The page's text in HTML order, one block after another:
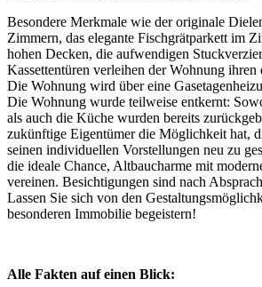
Besondere Merkmale wie der originale
Zimmern, das elegante Fischgrätparkett im
hohen Decken, die aufwendigen
Kassettentüren verleihen der Wohnung ihren
Die Wohnung wird über eine
Die Wohnung wurde teilweise entkernt:
als auch die Küche wurden bereits
zukünftige Eigentümer die Möglichkeit hat,
seinen individuellen Vorstellungen neu zu
die ideale Chance, Altbaucharme mit
vereinen. Besichtigungen sind nach
Lassen Sie sich von den
besonderen Immobilie begeistern!
Alle Fakten auf einen Blick: